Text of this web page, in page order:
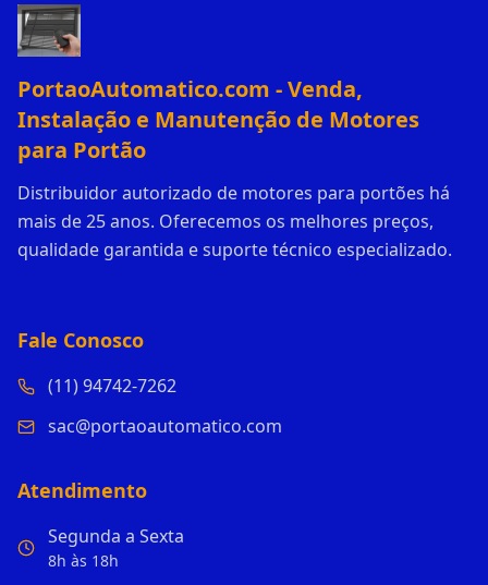
PortaoAutomatico.com - Venda,
Instalação e Manutenção de Motores
para Portão
Distribuidor autorizado de motores para portões há
mais de 25 anos. Oferecemos os melhores preços,
qualidade garantida e suporte técnico especializado.
Fale Conosco
(11) 94742-7262
sac@portaoautomatico.com
Atendimento
Segunda a Sexta
8h às 18h